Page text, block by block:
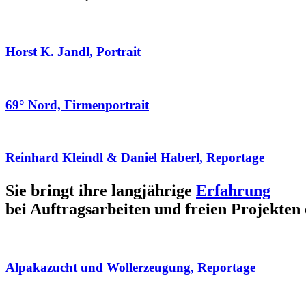
Horst K. Jandl, Portrait
69° Nord, Firmenportrait
Reinhard Kleindl & Daniel Haberl, Reportage
Sie bringt ihre langjährige Erfahrung
bei Auftragsarbeiten und freien Projekten
Alpakazucht und Wollerzeugung, Reportage